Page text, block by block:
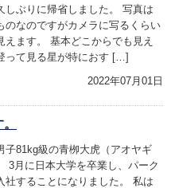
しぶりに帰省しました。 写真は
のなのですがカメラに写るくらい
えます。 基本どこからでも見え
って見る星が特におす […]
2022年07月01日
子81kg級の青栁大虎（アオヤギ
3月に日本大学を卒業し、パーク
社することになりました。 私は